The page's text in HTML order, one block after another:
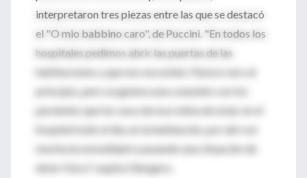
interpretaron tres piezas entre las que se destacó
el "O mio babbino caro", de Puccini. "En todos los
hospitales pedimos abrir las puertas de las
habitaciones y que nos escuchen. Parece raro al
principio, pero se genera una conexión con los
pacientes que los saca de esa rutina de estar en el
hospital todo el día, en la habitación, por ahí con
mucha incomodidad o pasando una situación de
dolor físico", explicó Bergero.